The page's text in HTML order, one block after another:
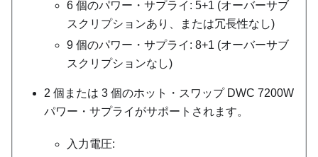
6 個のパワー・サプライ: 5+1 (オーバーサブ
スクリプションあり、または冗長性なし)
9 個のパワー・サプライ: 8+1 (オーバーサブ
スクリプションなし)
2 個または 3 個のホット・スワップ DWC 7200W
パワー・サプライがサポートされます。
入力電圧: